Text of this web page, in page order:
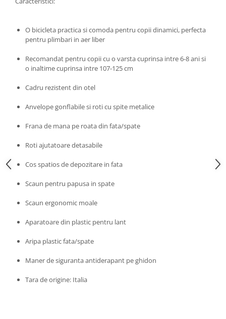
Pilsan
Play Doh
PolarB by Viga
Progarden
Prosperplast
Purple Cow
Sequin Art
Silverlit
Simba
Stragoo Games
Sycomore
Tender Leaf
O bicicleta practica si comoda pentru copii dinamici, perfecta
pentru plimbari in aer liber
Recomandat pentru copii cu o varsta cuprinsa intre 6-8 ani si
o inaltime cuprinsa intre 107-125 cm
Cadru rezistent din otel
Anvelope gonflabile si roti cu spite metalice
Frana de mana pe roata din fata/spate
Roti ajutatoare detasabile
Cos spatios de depozitare in fata
Scaun pentru papusa in spate
Scaun ergonomic moale
Aparatoare din plastic pentru lant
Aripa plastic fata/spate
Maner de siguranta antiderapant pe ghidon
Tara de origine: Italia